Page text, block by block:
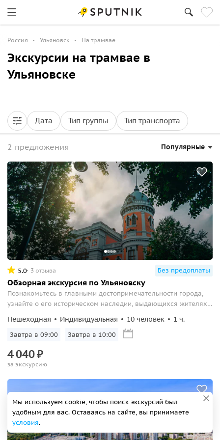
Россия Ульяновск На трамвае
Экскурсии на трамвае в
Ульяновске
Дата Тип группы Тип транспорта
2 предложения Популярные
5.0 3 отзыва Без предоплаты
Обзорная экскурсия по Ульяновску
Познакомьтесь в главными достопримечательности города,
узнайте о его историческом наследии, выдающихся жителях
Пешеходная Индивидуальная 10 человек 1 ч.
Завтра в 09:00 Завтра в 10:00
4040₽
за экскурсию